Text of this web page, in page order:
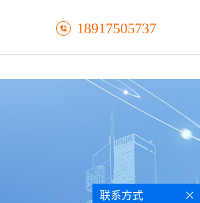
18917505737
联系方式